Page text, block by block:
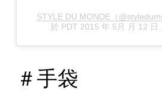
STYLE DU MONDE（
於 PDT 2015 年 5月 月 12 日
＃手袋